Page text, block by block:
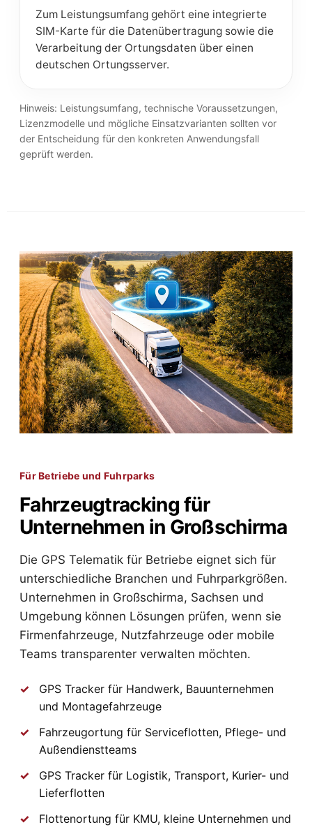
Zum Leistungsumfang gehört eine integrierte
SIM-Karte für die Datenübertragung sowie die
Verarbeitung der Ortungsdaten über einen
deutschen Ortungsserver.
Hinweis: Leistungsumfang, technische Voraussetzungen,
Lizenzmodelle und mögliche Einsatzvarianten sollten vor
der Entscheidung für den konkreten Anwendungsfall
geprüft werden.
Für Betriebe und Fuhrparks
Fahrzeugtracking für
Unternehmen in Großschirma
Die GPS Telematik für Betriebe eignet sich für
unterschiedliche Branchen und Fuhrparkgrößen.
Unternehmen in Großschirma, Sachsen und
Umgebung können Lösungen prüfen, wenn sie
Firmenfahrzeuge, Nutzfahrzeuge oder mobile
Teams transparenter verwalten möchten.
GPS Tracker für Handwerk, Bauunternehmen
und Montagefahrzeuge
Fahrzeugortung für Serviceflotten, Pflege- und
Außendienstteams
GPS Tracker für Logistik, Transport, Kurier- und
Lieferflotten
Flottenortung für KMU, kleine Unternehmen und